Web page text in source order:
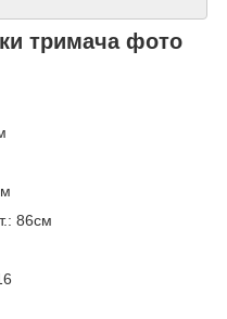
тримача фото
86см